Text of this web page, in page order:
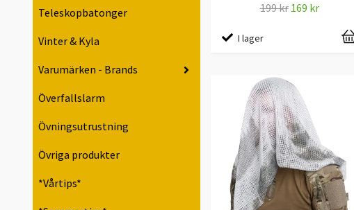
Teleskopbatonger
Vinter & Kyla
Varumärken - Brands
Överfallslarm
Övningsutrustning
Övriga produkter
*Vårtips*
199 kr 169 kr
I lager